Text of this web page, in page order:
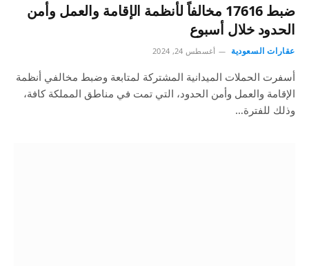
ضبط 17616 مخالفاً لأنظمة الإقامة والعمل وأمن
الحدود خلال أسبوع
عقارات السعودية أغسطس 24, 2024
أسفرت الحملات الميدانية المشتركة لمتابعة وضبط مخالفي أنظمة
الإقامة والعمل وأمن الحدود، التي تمت في مناطق المملكة كافة،
وذلك للفترة…